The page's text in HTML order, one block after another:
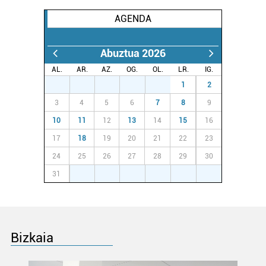
fitxategiak erabiltzen ditu. Zure esperientzia eta
baliatzen gara. Ohar hau onartuz gero, teknologia hori
irakurri
AGENDA
Abuztua 2026
AL. AR. AZ. OG. OL. LR.
IG.
1 2
3 4 5 6 7 8 9
10 11 12 13 14 15 16
17 18 19 20 21 22 23
24 25 26 27 28 29 30
31
Bizkaia